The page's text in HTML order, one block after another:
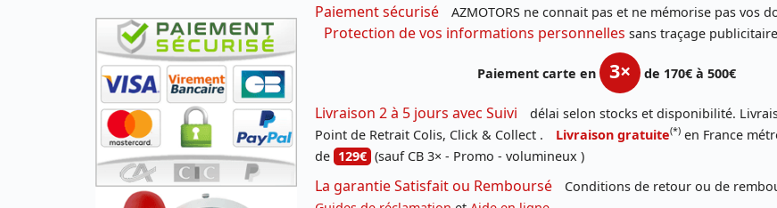
Paiement sécurisé
AZMOTORS ne connait pas et ne mémorise pas vos
Protection de vos informations personnelles sans traçage
Paiement carte en 3× de 170€ à 500€
Livraison 2 à 5 jours avec Suivi
délai selon stocks et disponibilité.
Point de Retrait Colis, Click & Collect .
Livraison gratuite(*) en France
de 129€ (sauf CB 3× - Promo - volumineux )
La garantie Satisfait ou Remboursé
Conditions de retour ou de